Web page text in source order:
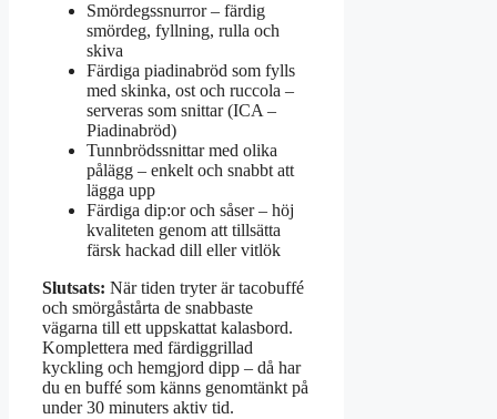
Smördegssnurror – färdig
smördeg, fyllning, rulla och
skiva
Färdiga piadinabröd som fylls
med skinka, ost och ruccola –
serveras som snittar (ICA –
Piadinabröd)
Tunnbrödssnittar med olika
pålägg – enkelt och snabbt att
lägga upp
Färdiga dip:or och såser – höj
kvaliteten genom att tillsätta
färsk hackad dill eller vitlök
Slutsats: När tiden tryter är tacobuffé
och smörgåstårta de snabbaste
vägarna till ett uppskattat kalasbord.
Komplettera med färdiggrillad
kyckling och hemgjord dipp – då har
du en buffé som känns genomtänkt på
under 30 minuters aktiv tid.